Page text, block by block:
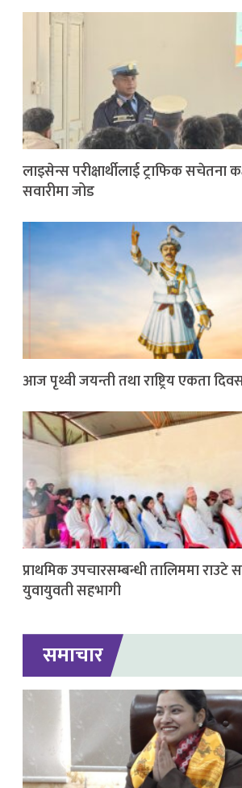
लाइसेन्स परीक्षार्थीलाई ट्राफिक सचेतना
सवारीमा जोड
आज पृथ्वी जयन्ती तथा राष्ट्रिय एकता
प्राथमिक उपचारसम्बन्धी तालिममा राउटे
युवायुवती सहभागी
समाचार